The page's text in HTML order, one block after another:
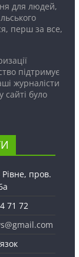
для людей,
перш за все,
підтримує
журналісти
було
пров.
71 72